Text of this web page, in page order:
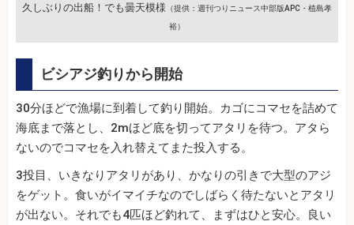
久しぶりの出船！でも曇天模様 （提供：週刊つりニュース中部版APC・植島孝
裕）
ビシアジ釣りから開始
30分ほどで漁場に到着して釣り開始。カゴにコマセを詰めて
海底まで落とし、2mほど底を切ってアタリを待つ。アタら
ないのでコマセを入れ替えてまた投入する。
3投目、いきなりアタリがあり、かなりの引きで大型のアジ
をゲット。食いがイマイチなのでしばらく待たないとアタリ
が出ない。それでも4匹ほど釣れて、まずはひと安心。良い